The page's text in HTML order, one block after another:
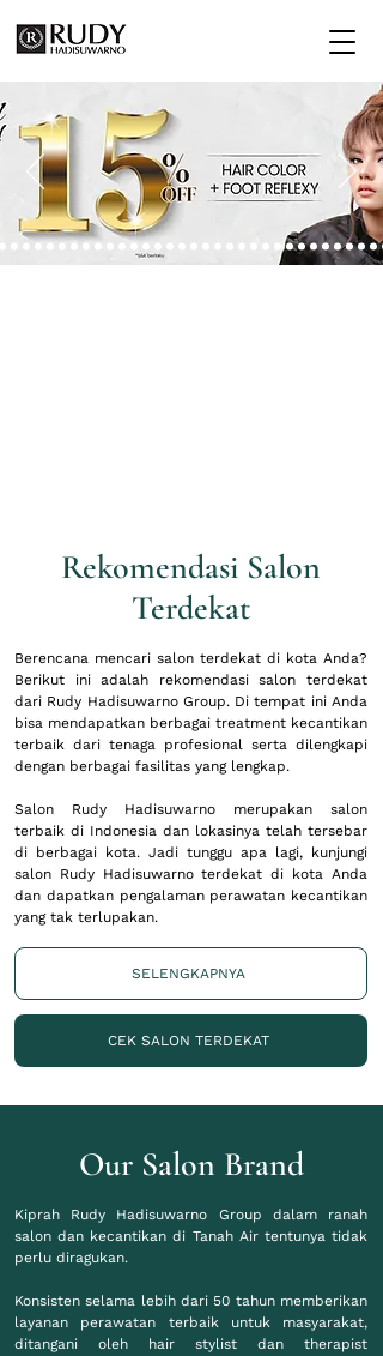
Rekomendasi Salon
Terdekat
Berencana mencari salon terdekat di kota Anda?
Berikut ini adalah rekomendasi salon terdekat
dari Rudy Hadisuwarno Group. Di tempat ini Anda
bisa mendapatkan berbagai treatment kecantikan
terbaik dari tenaga profesional serta dilengkapi
dengan berbagai fasilitas yang lengkap.
Salon Rudy Hadisuwarno merupakan salon
terbaik di Indonesia dan lokasinya telah tersebar
di berbagai kota. Jadi tunggu apa lagi, kunjungi
salon Rudy Hadisuwarno terdekat di kota Anda
dan dapatkan pengalaman perawatan kecantikan
yang tak terlupakan.
SELENGKAPNYA
CEK SALON TERDEKAT
Our Salon Brand
Kiprah Rudy Hadisuwarno Group dalam ranah
salon dan kecantikan di Tanah Air tentunya tidak
perlu diragukan.
Konsisten selama lebih dari 50 tahun memberikan
layanan perawatan terbaik untuk masyarakat,
ditangani oleh hair stylist dan therapist